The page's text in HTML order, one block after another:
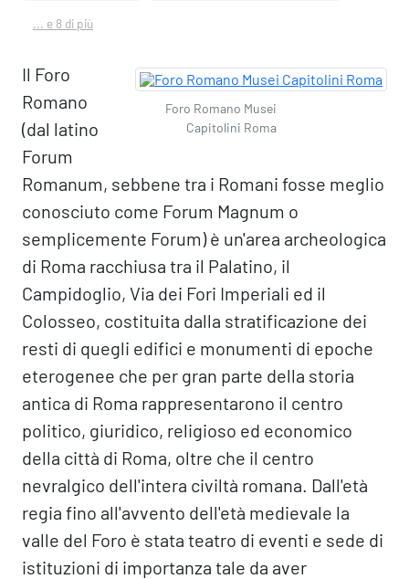
... e 8 di più
Foro Romano Musei
Capitolini Roma
Il Foro
Romano
(dal latino
Forum
Romanum, sebbene tra i Romani fosse meglio
conosciuto come Forum Magnum o
semplicemente Forum) è un'area archeologica
di Roma racchiusa tra il Palatino, il
Campidoglio, Via dei Fori Imperiali ed il
Colosseo, costituita dalla stratificazione dei
resti di quegli edifici e monumenti di epoche
eterogenee che per gran parte della storia
antica di Roma rappresentarono il centro
politico, giuridico, religioso ed economico
della città di Roma, oltre che il centro
nevralgico dell'intera civiltà romana. Dall'età
regia fino all'avvento dell'età medievale la
valle del Foro è stata teatro di eventi e sede di
istituzioni di importanza tale da aver